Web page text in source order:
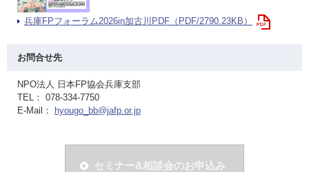
兵庫FPフォーラム2026in加古川PDF（PDF/2790.23KB）
お問合せ先
NPO法人 日本FP協会兵庫支部
TEL： 078-334-7750
E-Mail：
hyougo_bb@jafp.or.jp
セミナー&相談会のお申込み